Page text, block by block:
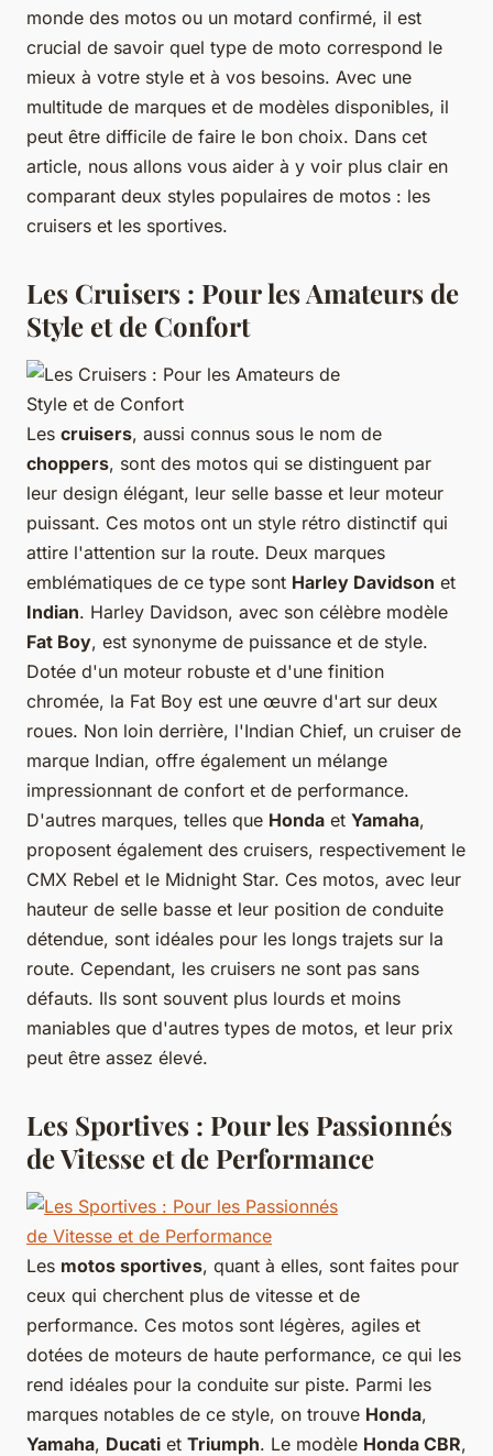
monde des motos ou un motard confirmé, il est
crucial de savoir quel type de moto correspond le
mieux à votre style et à vos besoins. Avec une
multitude de marques et de modèles disponibles, il
peut être difficile de faire le bon choix. Dans cet
article, nous allons vous aider à y voir plus clair en
comparant deux styles populaires de motos : les
cruisers et les sportives.
Les Cruisers : Pour les Amateurs de
Style et de Confort
Les cruisers, aussi connus sous le nom de
choppers, sont des motos qui se distinguent par
leur design élégant, leur selle basse et leur moteur
puissant. Ces motos ont un style rétro distinctif qui
attire l'attention sur la route. Deux marques
emblématiques de ce type sont Harley Davidson et
Indian. Harley Davidson, avec son célèbre modèle
Fat Boy, est synonyme de puissance et de style.
Dotée d'un moteur robuste et d'une finition
chromée, la Fat Boy est une œuvre d'art sur deux
roues. Non loin derrière, l'Indian Chief, un cruiser de
marque Indian, offre également un mélange
impressionnant de confort et de performance.
D'autres marques, telles que Honda et Yamaha,
proposent également des cruisers, respectivement le
CMX Rebel et le Midnight Star. Ces motos, avec leur
hauteur de selle basse et leur position de conduite
détendue, sont idéales pour les longs trajets sur la
route. Cependant, les cruisers ne sont pas sans
défauts. Ils sont souvent plus lourds et moins
maniables que d'autres types de motos, et leur prix
peut être assez élevé.
Les Sportives : Pour les Passionnés
de Vitesse et de Performance
Les motos sportives, quant à elles, sont faites pour
ceux qui cherchent plus de vitesse et de
performance. Ces motos sont légères, agiles et
dotées de moteurs de haute performance, ce qui les
rend idéales pour la conduite sur piste. Parmi les
marques notables de ce style, on trouve Honda,
Yamaha, Ducati et Triumph. Le modèle Honda CBR,